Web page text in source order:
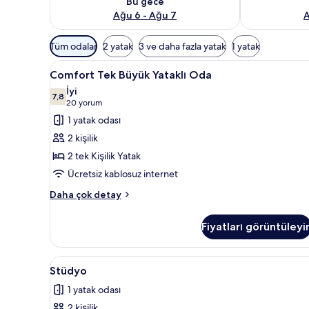
Ağu 6 - Ağu 7
Odalar
için
mevcut
filtreler
Tüm odalar 2 yatak 3 ve daha fazla yatak 1 yatak
Comfort
Tek
Büyük
Yataklı
Oda
için
tüm
fotoğrafları
görün
Odada kasa, ücretsiz kablosuz
5
Comfort Tek Büyük Yataklı Oda
7,87,8 / 10
İyi
20 yorum
(20
yorum)
1 yatak odası
2 kişilik
2 tek Kişilik Yatak
Ücretsiz kablosuz internet
Daha çok detay
Comfort
Oda
hakkında
daha
detay
Fiyatları
Stüdyo
için
tüm
Odada kasa, ücretsiz kablosuz
5
Stüdyo
1 yatak odası